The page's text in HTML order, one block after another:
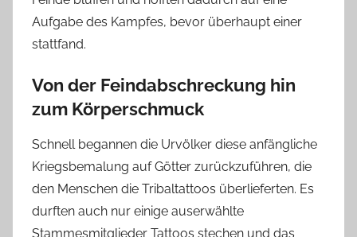
Aufgabe des Kampfes, bevor überhaupt einer
stattfand.
Von der Feindabschreckung hin
zum Körperschmuck
Schnell begannen die Urvölker diese anfängliche
Kriegsbemalung auf Götter zurückzuführen, die
den Menschen die Tribaltattoos überlieferten. Es
durften auch nur einige auserwählte
Stammesmitglieder Tattoos stechen und das